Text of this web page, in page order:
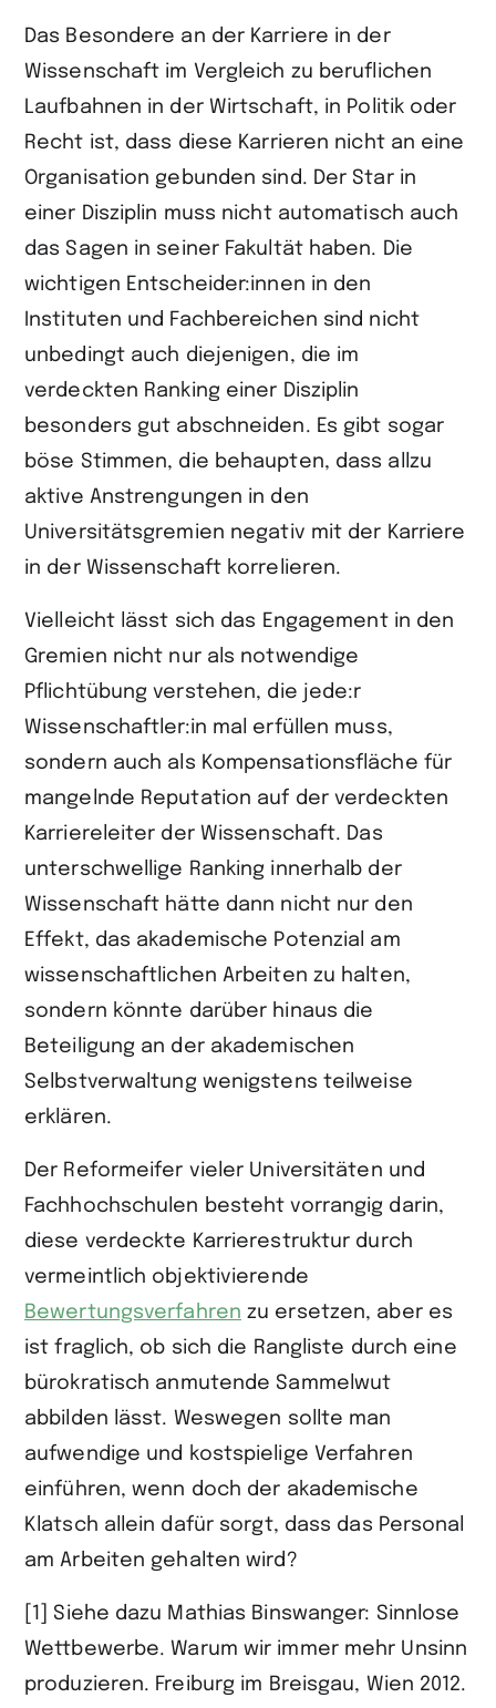
Das Besondere an der Karriere in der
Wissenschaft im Vergleich zu beruflichen
Laufbahnen in der Wirtschaft, in Politik oder
Recht ist, dass diese Karrieren nicht an eine
Organisation gebunden sind. Der Star in
einer Disziplin muss nicht automatisch auch
das Sagen in seiner Fakultät haben. Die
wichtigen Entscheider:innen in den
Instituten und Fachbereichen sind nicht
unbedingt auch diejenigen, die im
verdeckten Ranking einer Disziplin
besonders gut abschneiden. Es gibt sogar
böse Stimmen, die behaupten, dass allzu
aktive Anstrengungen in den
Universitätsgremien negativ mit der Karriere
in der Wissenschaft korrelieren.
Vielleicht lässt sich das Engagement in den
Gremien nicht nur als notwendige
Pflichtübung verstehen, die jede:r
Wissenschaftler:in mal erfüllen muss,
sondern auch als Kompensationsfläche für
mangelnde Reputation auf der verdeckten
Karriereleiter der Wissenschaft. Das
unterschwellige Ranking innerhalb der
Wissenschaft hätte dann nicht nur den
Effekt, das akademische Potenzial am
wissenschaftlichen Arbeiten zu halten,
sondern könnte darüber hinaus die
Beteiligung an der akademischen
Selbstverwaltung wenigstens teilweise
erklären.
Der Reformeifer vieler Universitäten und
Fachhochschulen besteht vorrangig darin,
diese verdeckte Karrierestruktur durch
vermeintlich objektivierende
Bewertungsverfahren zu ersetzen, aber es
ist fraglich, ob sich die Rangliste durch eine
bürokratisch anmutende Sammelwut
abbilden lässt. Weswegen sollte man
aufwendige und kostspielige Verfahren
einführen, wenn doch der akademische
Klatsch allein dafür sorgt, dass das Personal
am Arbeiten gehalten wird?
[1] Siehe dazu Mathias Binswanger: Sinnlose
Wettbewerbe. Warum wir immer mehr Unsinn
produzieren. Freiburg im Breisgau, Wien 2012.